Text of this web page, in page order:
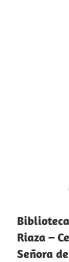
Riaza –
Señora